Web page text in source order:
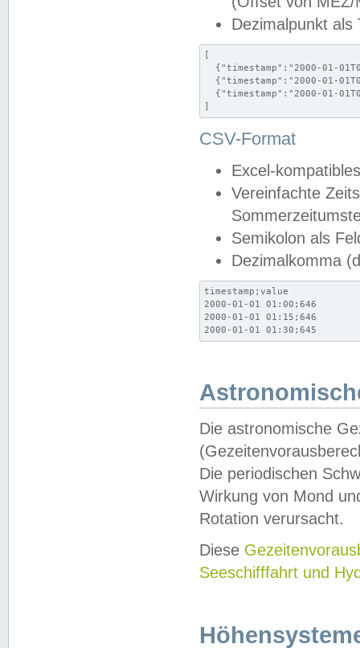
Dezimalpunkt als
[
{"timestamp":"2000-01-
{"timestamp":"2000-01-
{"timestamp":"2000-01-
]
CSV-Format
Excel-
Vereinfachte
Semikolon als
Dezimalkomma
timestamp;value
2000-01-01 01:00;646
2000-01-01 01:15;646
2000-01-01 01:30;645
Die astronomische
Die periodischen
Wirkung von Mond
Rotation verursacht.
Diese
Seeschifffahrt und